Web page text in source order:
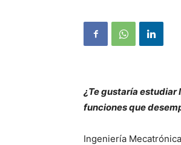
¿Te gustaría estudiar
funciones que
Ingeniería